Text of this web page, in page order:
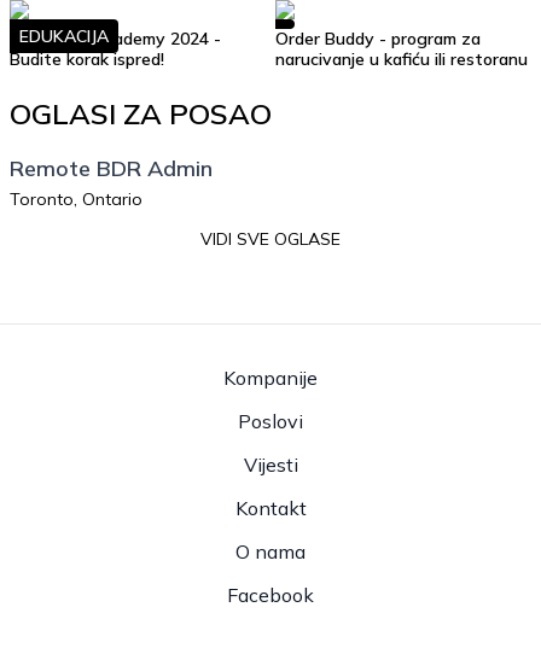
Soft Skills Academy 2024 -
Budite korak ispred!
EDUKACIJA
Order Buddy - program za
narucivanje u kafiću ili restoranu
OGLASI ZA POSAO
Remote BDR Admin
Toronto, Ontario
VIDI SVE OGLASE
Kompanije
Poslovi
Vijesti
Kontakt
O nama
Facebook